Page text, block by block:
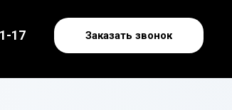
17 Заказать звонок